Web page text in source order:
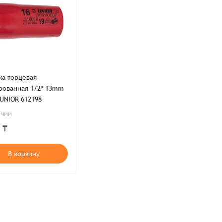
Публичной оферты
Публичной оферты
Пользовательского соглашения,
торцевая
1/2" 13mm
612198
₸
В корзину